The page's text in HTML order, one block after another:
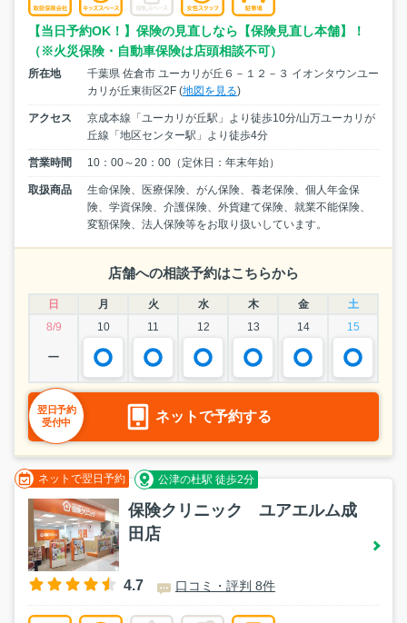
【当日予約OK！】保険の見直しなら【保険見直し本舗】！
（※火災保険・自動車保険は店頭相談不可）
所在地
千葉県 佐倉市 ユーカリが丘６－１２－３ イオンタウンユー
カリが丘東街区2F (地図を見る)
アクセス
京成本線「ユーカリが丘駅」より徒歩10分/山万ユーカリが
丘線「地区センター駅」より徒歩4分
営業時間 10：00～20：00（定休日：年末年始）
取扱商品
生命保険、医療保険、がん保険、養老保険、個人年金保
険、学資保険、介護保険、外貨建て保険、就業不能保険、
変額保険、法人保険等をお取り扱いしています。
店舗への相談予約はこちらから
日 月 火 水 木 金
土
8/9
10 11 12 13 14 15
ー
ネットで予約する
翌日予約
受付中
ネットで翌日予約 公津の杜駅 徒歩2分
保険クリニック ユアエルム成
田店
4.7 口コミ・評判 8件